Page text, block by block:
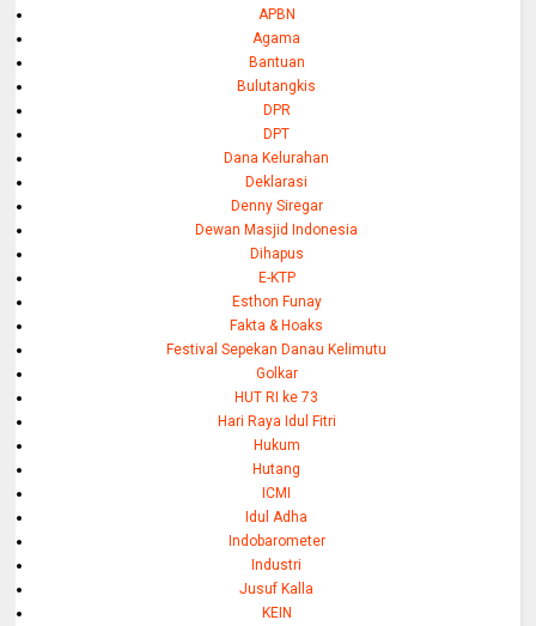
APBN
Agama
Bantuan
Bulutangkis
DPR
DPT
Dana Kelurahan
Deklarasi
Denny Siregar
Dewan Masjid Indonesia
Dihapus
E-KTP
Esthon Funay
Fakta & Hoaks
Festival Sepekan Danau Kelimutu
Golkar
HUT RI ke 73
Hari Raya Idul Fitri
Hukum
Hutang
ICMI
Idul Adha
Indobarometer
Industri
Jusuf Kalla
KEIN